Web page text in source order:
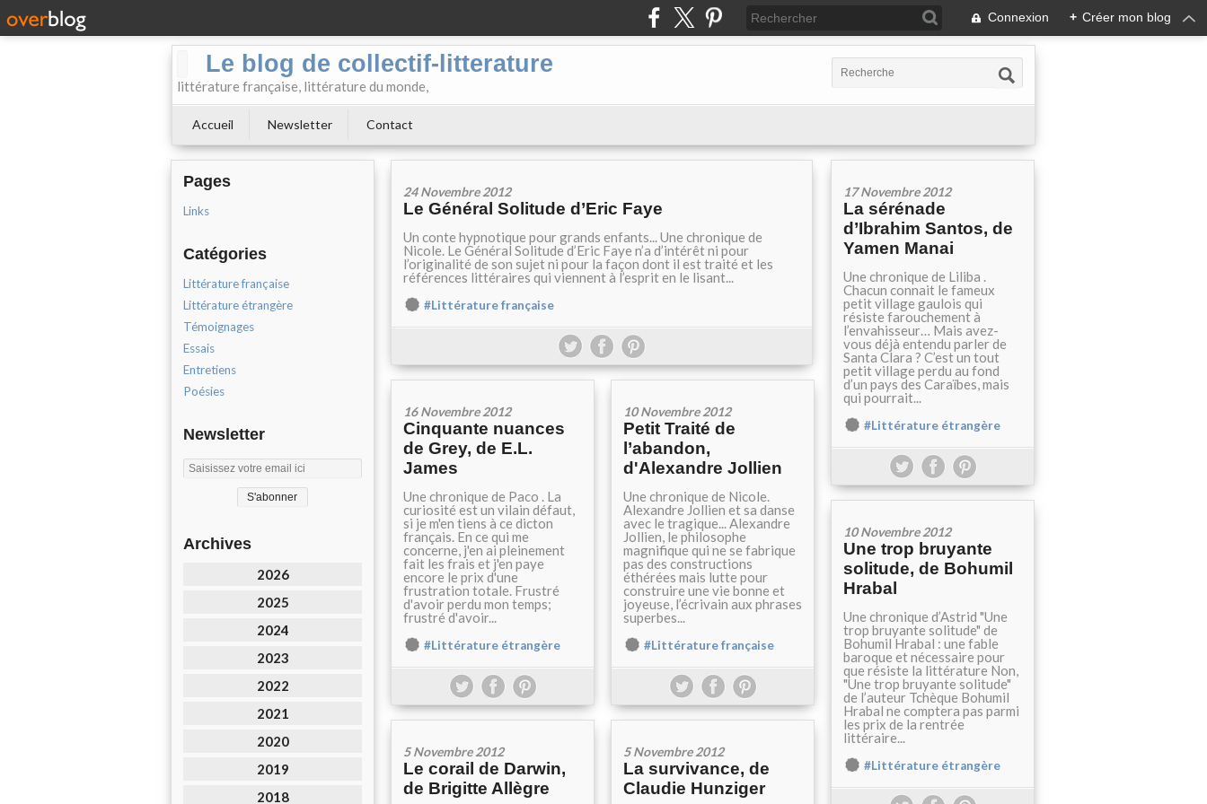
Connexion + Créer mon blog
Le blog de collectif-litterature
littérature française, littérature du monde,
Accueil Newsletter Contact
Pages
Links
Catégories
Littérature française
Littérature étrangère
Témoignages
Essais
Entretiens
Poésies
Newsletter
Archives
2026
2025
2024
2023
2022
2021
2020
2019
2018
24 Novembre 2012
Le Général Solitude d’Eric Faye
Un conte hypnotique pour grands enfants... Une chronique de
Nicole. Le Général Solitude d’Eric Faye n’a d’intérêt ni pour
l’originalité de son sujet ni pour la façon dont il est traité et les
références littéraires qui viennent à l’esprit en le lisant...
#Littérature française
17 Novembre 2012
La sérénade
d’Ibrahim Santos, de
Yamen Manai
Une chronique de Liliba .
Chacun connait le fameux
petit village gaulois qui
résiste farouchement à
l’envahisseur… Mais avez-
vous déjà entendu parler de
Santa Clara ? C’est un tout
petit village perdu au fond
d’un pays des Caraïbes, mais
qui pourrait...
#Littérature étrangère
16 Novembre 2012
Cinquante nuances
de Grey, de E.L.
James
Une chronique de Paco . La
curiosité est un vilain défaut,
si je m'en tiens à ce dicton
français. En ce qui me
concerne, j'en ai pleinement
fait les frais et j'en paye
encore le prix d'une
frustration totale. Frustré
d'avoir perdu mon temps;
frustré d'avoir...
#Littérature étrangère
10 Novembre 2012
Petit Traité de
l’abandon,
d'Alexandre Jollien
Une chronique de Nicole.
Alexandre Jollien et sa danse
avec le tragique... Alexandre
Jollien, le philosophe
magnifique qui ne se fabrique
pas des constructions
éthérées mais lutte pour
construire une vie bonne et
joyeuse, l’écrivain aux phrases
superbes...
#Littérature française
10 Novembre 2012
Une trop bruyante
solitude, de Bohumil
Hrabal
Une chronique d’Astrid "Une
trop bruyante solitude" de
Bohumil Hrabal : une fable
baroque et nécessaire pour
que résiste la littérature Non,
"Une trop bruyante solitude"
de l’auteur Tchèque Bohumil
Hrabal ne comptera pas parmi
les prix de la rentrée
littéraire...
#Littérature étrangère
5 Novembre 2012
Le corail de Darwin,
de Brigitte Allègre
5 Novembre 2012
La survivance, de
Claudie Hunziger